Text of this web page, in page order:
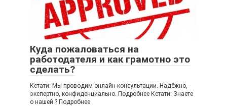
Куда пожаловаться на
работодателя и как грамотно это
сделать?
Кстати: Мы проводим онлайн-консультации. Надёжно,
экспертно, конфиденциально. Подробнее Кстати: Знаете
о нашей ? Подробнее